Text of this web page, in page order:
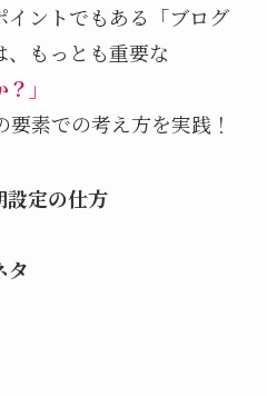
ントでもある「ブログ
もっとも重要な
」
素での考え方を実践！
設定の仕方
タ